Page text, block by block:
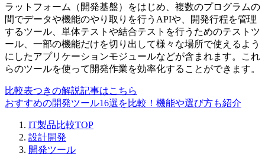
ラットフォーム（開発基盤）をはじめ、複数のプログラムの
間でデータや機能のやり取りを行うAPIや、開発行程を管理
するツール、単体テストや結合テストを行うためのテストツ
ール、一部の機能だけを切り出して様々な場所で使えるよう
にしたアプリケーションモジュールなどが含まれます。これ
らのツールを使って開発作業を効率化することができます。
比較表つきの解説記事はこちら
おすすめの開発ツール16選を比較！機能や選び方も紹介
IT製品比較TOP
設計開発
開発ツール